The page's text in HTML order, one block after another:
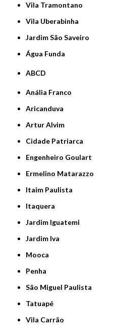
Vila Tramontano
Vila Uberabinha
jardim São Saveiro
Água Funda
ABCD
Anália Franco
Aricanduva
Artur Alvim
Cidade Patriarca
Engenheiro Goulart
Ermelino Matarazzo
Itaim Paulista
Itaquera
Jardim Iguatemi
Jardim Iva
Mooca
Penha
São Miguel Paulista
Tatuapé
Vila Carrão